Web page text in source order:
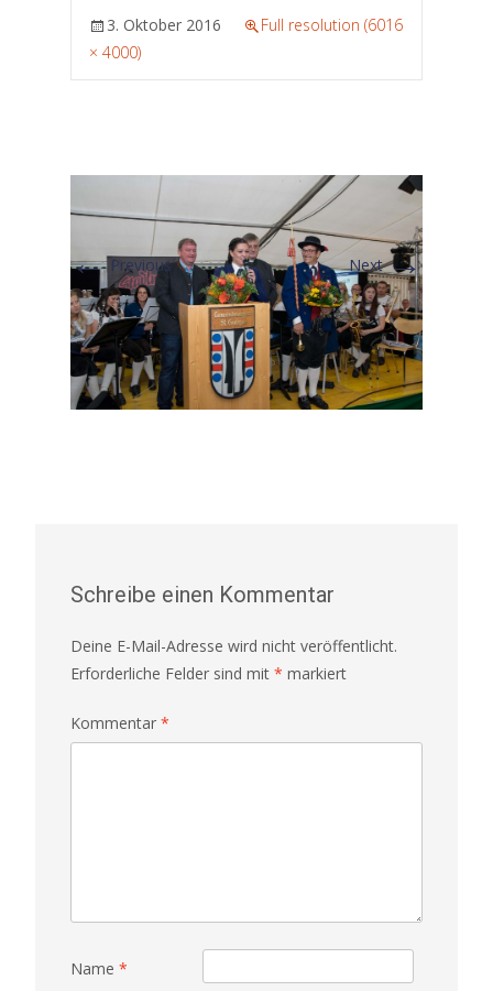
3. Oktober 2016
Full resolution (6016
× 4000)
←Previous Next→
Schreibe einen Kommentar
Deine E-Mail-Adresse wird nicht veröffentlicht.
Erforderliche Felder sind mit * markiert
Kommentar *
Name *